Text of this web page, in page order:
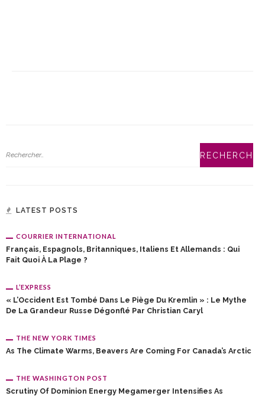
LATEST POSTS
COURRIER INTERNATIONAL
Français, Espagnols, Britanniques, Italiens Et Allemands : Qui
Fait Quoi À La Plage ?
L’EXPRESS
« L’Occident Est Tombé Dans Le Piège Du Kremlin » : Le Mythe
De La Grandeur Russe Dégonflé Par Christian Caryl
THE NEW YORK TIMES
As The Climate Warms, Beavers Are Coming For Canada’s Arctic
THE WASHINGTON POST
Scrutiny Of Dominion Energy Megamerger Intensifies As